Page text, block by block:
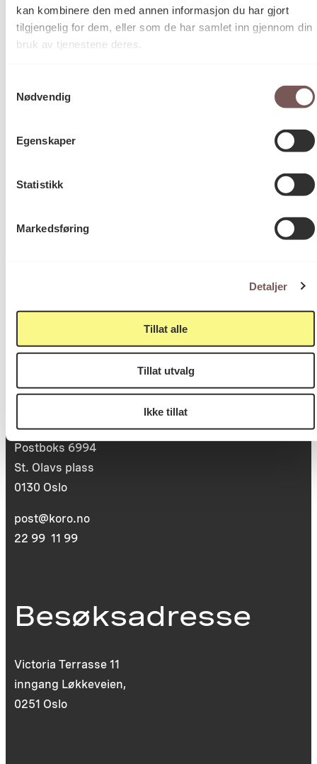
kan kombinere den med annen informasjon du har gjort
tilgjengelig for dem, eller som de har samlet inn gjennom din
bruk av tjenestene deres.
Nødvendig
Egenskaper
Statistikk
Markedsføring
Detaljer
Tillat alle
Tillat utvalg
Ikke tillat
Kategori Fotografi
materiale
Postadresse
Postboks 6994
St. Olavs plass
0130 Oslo
post@koro.no
22 99 11 99
Besøksadresse
Victoria Terrasse 11
inngang Løkkeveien,
0251 Oslo